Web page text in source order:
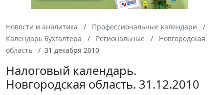
Новости и аналитика
Профессиональные календари
Календарь бухгалтера
Региональные
Новгородская
область
31 декабря 2010
Налоговый календарь.
Новгородская область. 31.12.2010